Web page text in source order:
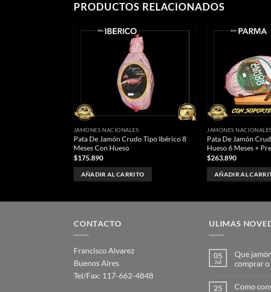
PRODUCTOS RELACIONADOS
JAMONES NACIONALES
Pata De Jamón Crudo Tipo Ibérico 8
Meses Con Hueso
$175.890
AÑADIR AL CARRITO
JAMONES
Pata De Jamón
Hueso 6 Meses +
$263.890
AÑADIR AL
CONTACTO
Francisco Alvarez
Buenos Aires
Tel/Fax: 117-662-4848
ULIMAS
05
Jul
Que
comprar o
25
Como